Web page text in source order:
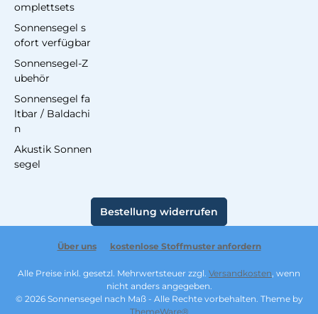
omplettsets
Sonnensegel s
ofort verfügbar
Sonnensegel-Z
ubehör
Sonnensegel fa
ltbar / Baldachi
n
Akustik Sonnen
segel
Bestellung widerrufen
Über uns kostenlose Stoffmuster anfordern
Alle Preise inkl. gesetzl. Mehrwertsteuer zzgl. Versandkosten, wenn
nicht anders angegeben.
© 2026 Sonnensegel nach Maß - Alle Rechte vorbehalten. Theme by
ThemeWare®